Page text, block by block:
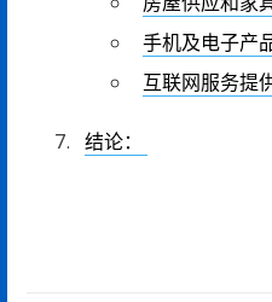
手机及电子产
互联网服务提
结论：